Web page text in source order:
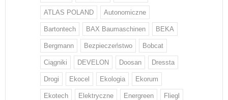
ATLAS POLAND Autonomiczne
Bartontech BAX Baumaschinen BEKA
Bergmann Bezpieczeństwo Bobcat
Ciągniki DEVELON Doosan Dressta
Drogi Ekocel Ekologia Ekorum
Ekotech Elektryczne Energreen Fliegl